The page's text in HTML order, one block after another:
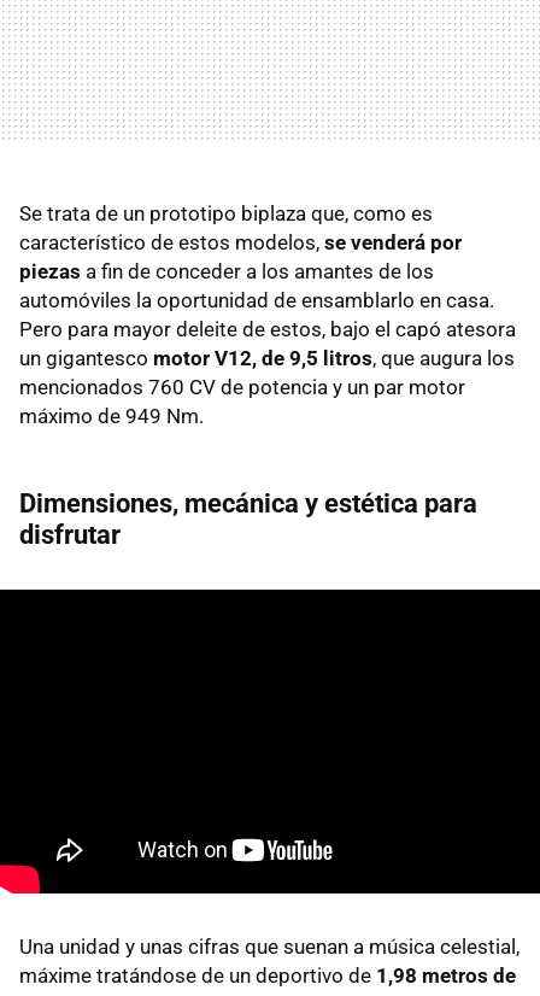
Se trata de un prototipo biplaza que, como es
característico de estos modelos, se venderá por
piezas a fin de conceder a los amantes de los
automóviles la oportunidad de ensamblarlo en casa.
Pero para mayor deleite de estos, bajo el capó atesora
un gigantesco motor V12, de 9,5 litros, que augura los
mencionados 760 CV de potencia y un par motor
máximo de 949 Nm.
Dimensiones, mecánica y estética para
disfrutar
Una unidad y unas cifras que suenan a música celestial,
máxime tratándose de un deportivo de 1,98 metros de